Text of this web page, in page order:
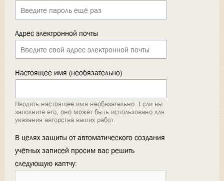
Адрес электронной почты
Настоящее имя (необязательно)
Вводить настоящее имя необязательно. Если вы
заполните его, оно может быть использовано для
указания авторства ваших работ.
В целях защиты от автоматического создания
учётных записей просим вас решить
следующую каптчу: